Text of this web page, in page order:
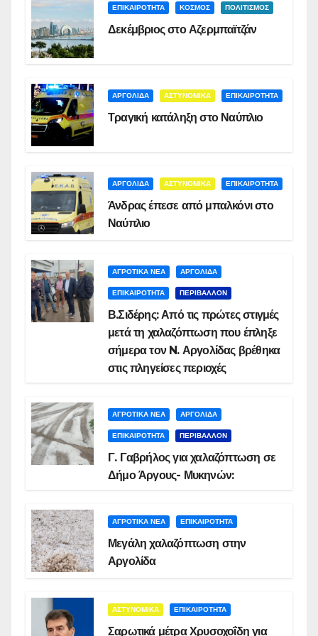
ΕΠΙΚΑΙΡΟΤΗΤΑ ΚΟΣΜΟΣ ΠΟΛΙΤΙΣΜΟΣ
Δεκέμβριος στο Αζερμπαϊτζάν
ΑΡΓΟΛΙΔΑ ΑΣΤΥΝΟΜΙΚΑ ΕΠΙΚΑΙΡΟΤΗΤΑ
Τραγική κατάληξη στο Ναύπλιο
ΑΡΓΟΛΙΔΑ ΑΣΤΥΝΟΜΙΚΑ ΕΠΙΚΑΙΡΟΤΗΤΑ
Άνδρας έπεσε από μπαλκόνι στο
Ναύπλιο
ΑΓΡΟΤΙΚΑ ΝΕΑ ΑΡΓΟΛΙΔΑ
ΕΠΙΚΑΙΡΟΤΗΤΑ ΠΕΡΙΒΑΛΛΟΝ
Β.Σιδέρης: Από τις πρώτες στιγμές
μετά τη χαλαζόπτωση που έπληξε
σήμερα τον N. Αργολίδας βρέθηκα
στις πληγείσες περιοχές
ΑΓΡΟΤΙΚΑ ΝΕΑ ΑΡΓΟΛΙΔΑ
ΕΠΙΚΑΙΡΟΤΗΤΑ ΠΕΡΙΒΑΛΛΟΝ
Γ. Γαβρήλος για χαλαζόπτωση σε
Δήμο Άργους- Μυκηνών:
ΑΓΡΟΤΙΚΑ ΝΕΑ ΕΠΙΚΑΙΡΟΤΗΤΑ
Μεγάλη χαλαζόπτωση στην
Αργολίδα
ΑΣΤΥΝΟΜΙΚΑ ΕΠΙΚΑΙΡΟΤΗΤΑ
Σαρωτικά μέτρα Χρυσοχοΐδη για